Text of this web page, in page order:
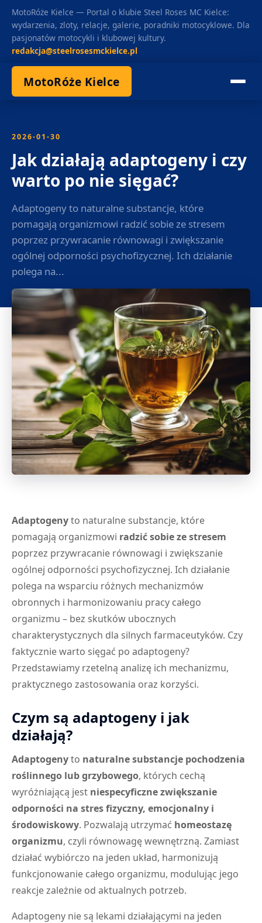
MotoRóże Kielce — Portal o klubie Steel Roses MC Kielce:
wydarzenia, zloty, relacje, galerie, poradniki motocyklowe. Dla
pasjonatów motocykli i klubowej kultury.
redakcja@steelrosesmckielce.pl
MotoRóże Kielce
2026-01-30
Jak działają adaptogeny i czy
warto po nie sięgać?
Adaptogeny to naturalne substancje, które
pomagają organizmowi radzić sobie ze stresem
poprzez przywracanie równowagi i zwiększanie
ogólnej odporności psychofizycznej. Ich działanie
polega na...
Adaptogenyto naturalne substancje, które
pomagają organizmowi radzić sobie ze stresem
poprzez przywracanie równowagi i zwiększanie
ogólnej odporności psychofizycznej. Ich działanie
polega na wsparciu różnych mechanizmów
obronnych i harmonizowaniu pracy całego
organizmu – bez skutków ubocznych
charakterystycznych dla silnych farmaceutyków. Czy
faktycznie warto sięgać po adaptogeny?
Przedstawiamy rzetelną analizę ich mechanizmu,
praktycznego zastosowania oraz korzyści.
Czym są adaptogeny i jak
działają?
Adaptogenyto naturalne substancje pochodzenia
roślinnego lub grzybowego, których cechą
wyróżniającą jest niespecyficzne zwiększanie
odporności na stres fizyczny, emocjonalny i
środowiskowy. Pozwalają utrzymać homeostazę
organizmu, czyli równowagę wewnętrzną. Zamiast
działać wybiórczo na jeden układ, harmonizują
funkcjonowanie całego organizmu, modulując jego
reakcje zależnie od aktualnych potrzeb.
Adaptogeny nie są lekami działającymi na jeden